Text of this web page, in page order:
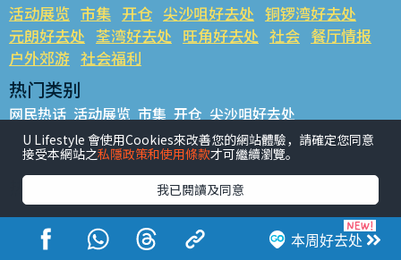
本周好去处
活动展览 市集 开仓 尖沙咀好去处 铜锣湾好去处
元朗好去处 荃湾好去处 旺角好去处 社会 餐厅情报
户外郊游 社会福利
热门类别
网民热话 活动展览 市集 开仓 尖沙咀好去处
铜锣湾好去处 元朗好去处 荃湾好去处 旺角好去处 社会
餐厅情报 户外郊游
热门标签
#UGO揾好去处 #人气活动推介 #美食社群热话
#亲子玩乐好去处
#ULifestyle应用程式
#限时抢
#UJetso礼物放送
#ULifestyle商户中心 #著数 #网络热话
U Lifestyle 會使用Cookies來改善您的網站體驗，請確定您同意
接受本網站之私隱政策和使用條款才可繼續瀏覽。
我已閱讀及同意